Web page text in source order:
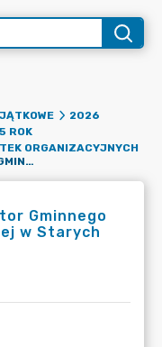
2026
ROK
ORGANIZACYJNYCH
MAŁGORZATA KOZUBAL DYREKTOR GMINNEGO OŚRODKA POMOCY SPOŁECZNEJ W STARYCH BABICACH
Gminnego
w Starych